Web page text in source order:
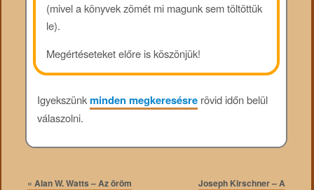
(mivel a könyvek zömét mi magunk sem töltöttük
le).
Megértéseteket előre is köszönjük!
Igyekszünkminden megkeresésrerövid időn belül
válaszolni.
« Alan W. Watts – Az öröm
Joseph Kirschner – A